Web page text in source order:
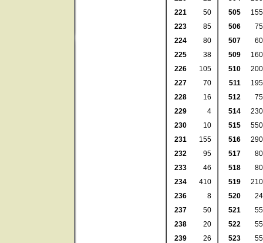
221
50
223
85
224
80
225
38
226
105
227
70
228
16
229
4
230
10
231
155
232
95
233
46
234
410
236
8
237
50
238
20
239
26
505
155
506
75
507
60
509
160
510
200
511
195
512
75
514
230
515
550
516
290
517
80
518
80
519
210
520
24
521
55
522
55
523
55